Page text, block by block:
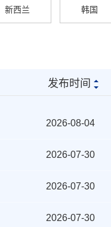
新西兰 韩国
发布时间
2026-08-04
2026-07-30
2026-07-30
2026-07-30